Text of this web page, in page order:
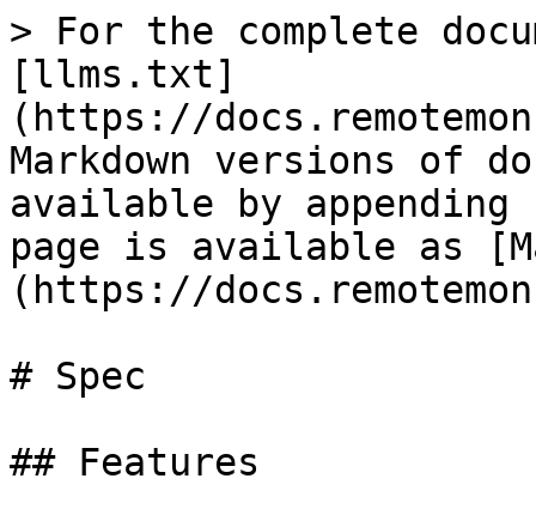
> For the complete
[llms.txt]
(https://
Markdown versions of
available by
page is available as
(https://
# Spec
## Features